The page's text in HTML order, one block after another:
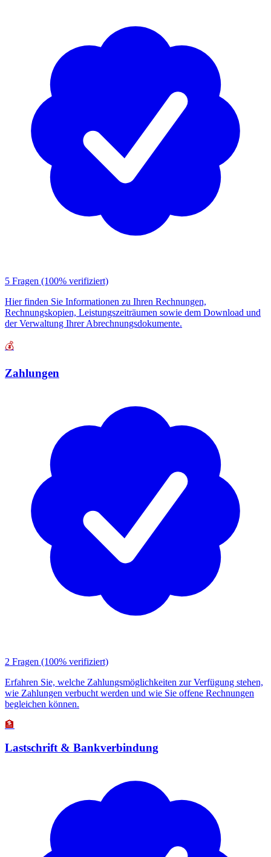
5 Fragen (100% verifiziert)
Hier finden Sie Informationen zu Ihren Rechnungen,
Rechnungskopien, Leistungszeiträumen sowie dem Download und
der Verwaltung Ihrer Abrechnungsdokumente.
💰
Zahlungen
2 Fragen (100% verifiziert)
Erfahren Sie, welche Zahlungsmöglichkeiten zur Verfügung stehen,
wie Zahlungen verbucht werden und wie Sie offene Rechnungen
begleichen können.
🏦
Lastschrift & Bankverbindung